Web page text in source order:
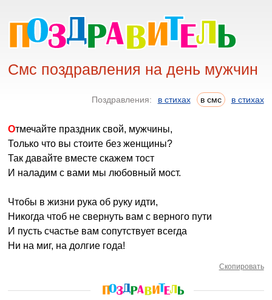
Смс поздравления на день мужчин
Поздравления: в стихах в смс в стихах
Отмечайте праздник свой, мужчины,
Только что вы стоите без женщины?
Так давайте вместе скажем тост
И наладим с вами мы любовный мост.
Чтобы в жизни рука об руку идти,
Никогда чтоб не свернуть вам с верного пути
И пусть счастье вам сопутствует всегда
Ни на миг, на долгие года!
Скопировать